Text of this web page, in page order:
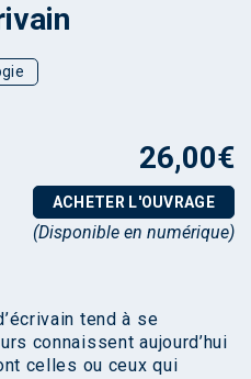
26,00€
ACHETER L'OUVRAGE
(Disponible en numérique)
tend à se
connaissent aujourd’hui
celles ou ceux qui